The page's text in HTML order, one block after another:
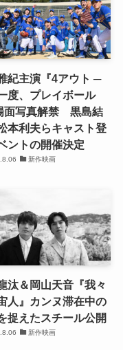
紀主演『4アウト ─
度、プレイボール
面写真解禁 黒島結
本利夫らキャスト登
ントの開催決定
新作映画
汰＆岡山天音『我々
人』カンヌ滞在中の
捉えたスチール公開
新作映画